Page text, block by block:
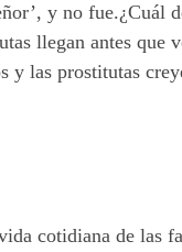
y no fue.¿Cuál
llegan antes que
y las prostitutas
cotidiana de las